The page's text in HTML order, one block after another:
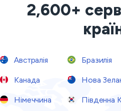
2,600+
Австралія Бразилія
Канада Нова
Німеччина Південна